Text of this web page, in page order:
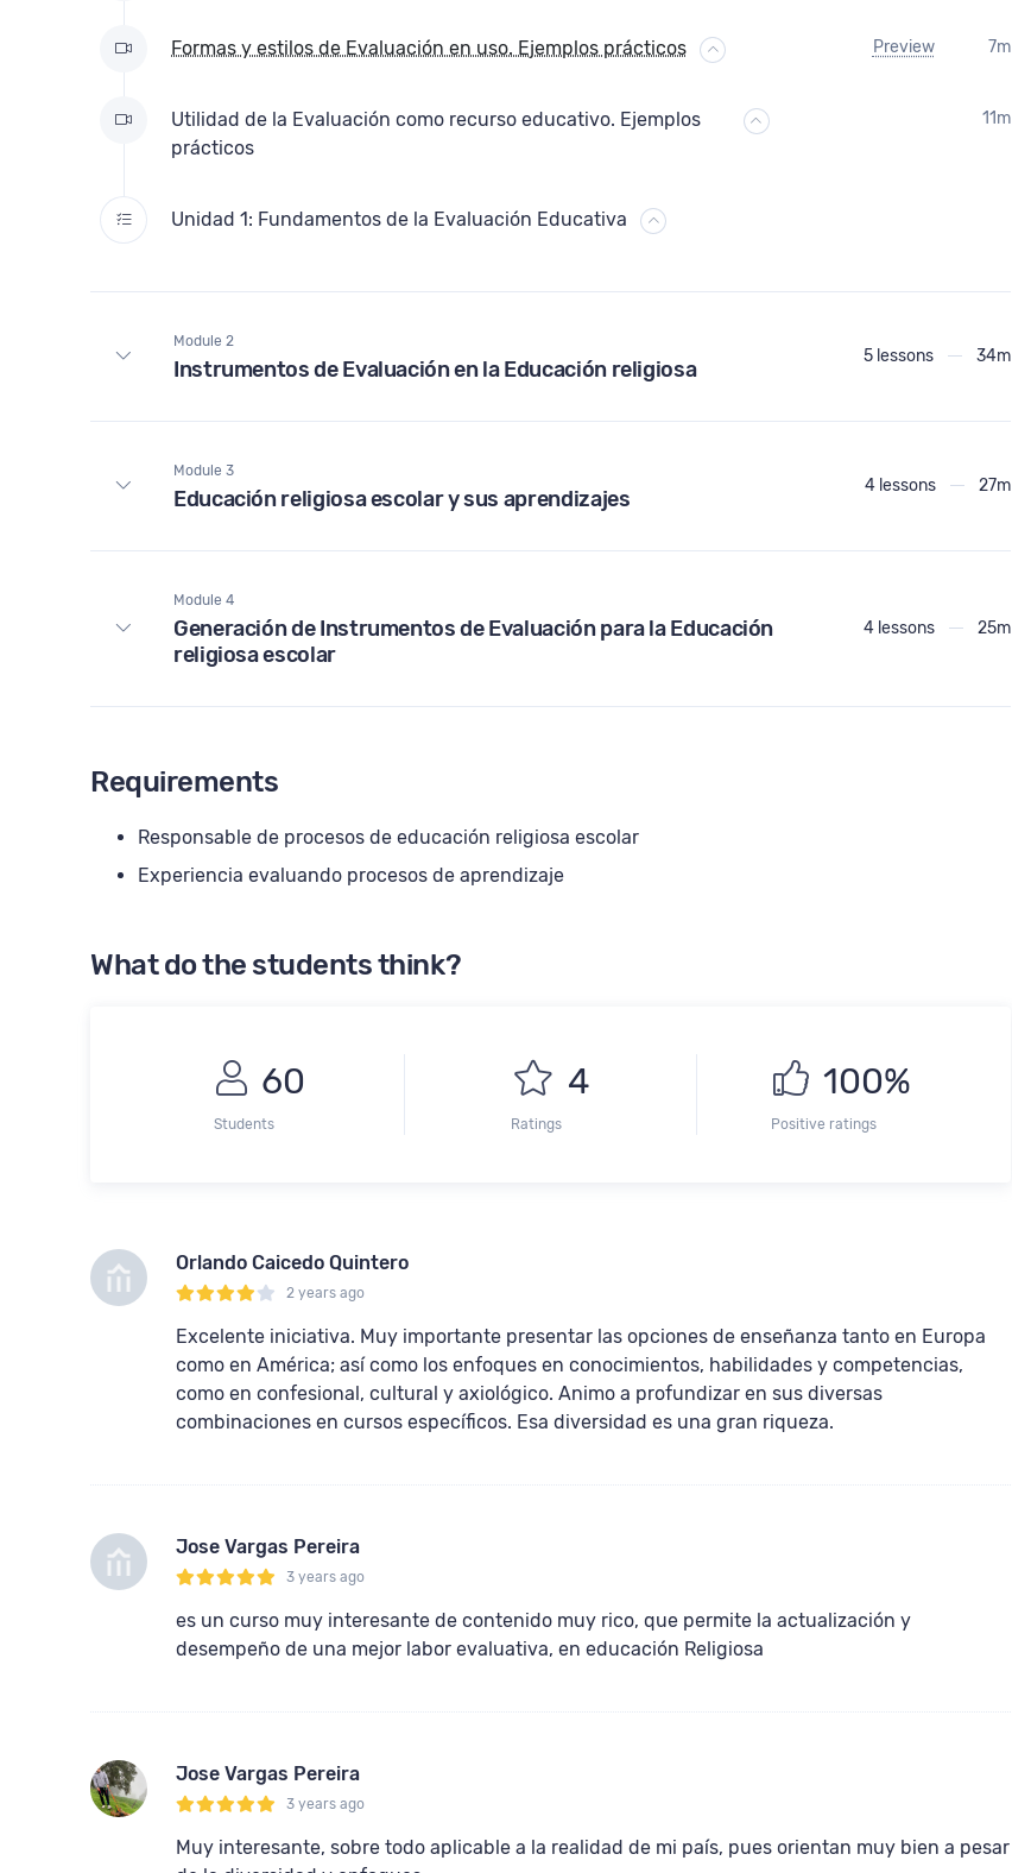
Formas y estilos de Evaluación en uso. Ejemplos prácticos Preview 7m
Utilidad de la Evaluación como recurso educativo. Ejemplos
prácticos
11m
Unidad 1: Fundamentos de la Evaluación Educativa
Module 2
Instrumentos de Evaluación en la Educación religiosa 5 lessons 34m
Module 3
Educación religiosa escolar y sus aprendizajes 4 lessons 27m
Module 4
Generación de Instrumentos de Evaluación para la Educación
religiosa escolar
4 lessons 25m
Requirements
Responsable de procesos de educación religiosa escolar
Experiencia evaluando procesos de aprendizaje
What do the students think?
60
Students
4
Ratings
100%
Positive ratings
Orlando Caicedo Quintero
2 years ago
Excelente iniciativa. Muy importante presentar las opciones de enseñanza tanto en Europa
como en América; así como los enfoques en conocimientos, habilidades y competencias,
como en confesional, cultural y axiológico. Animo a profundizar en sus diversas
combinaciones en cursos específicos. Esa diversidad es una gran riqueza.
Jose Vargas Pereira
3 years ago
es un curso muy interesante de contenido muy rico, que permite la actualización y
desempeño de una mejor labor evaluativa, en educación Religiosa
Jose Vargas Pereira
3 years ago
Muy interesante, sobre todo aplicable a la realidad de mi país, pues orientan muy bien a pesar